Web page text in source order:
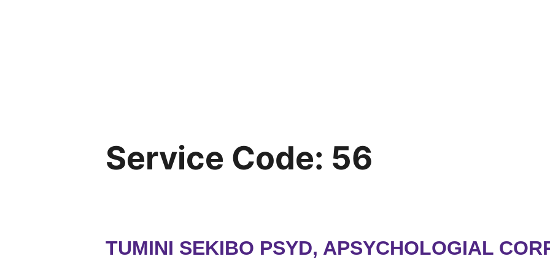
Service Code: 56
TUMINI SEKIBO PSYD, APSYCHOLOGIAL